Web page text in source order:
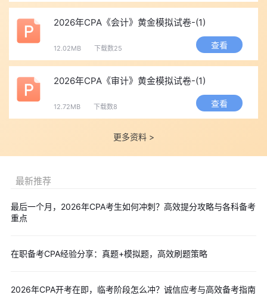
2026年CPA《会计》黄金模拟试卷-(1)
12.02MB 下载数25 查看
2026年CPA《审计》黄金模拟试卷-(1)
12.72MB 下载数8 查看
更多资料 >
最新推荐
最后一个月，2026年CPA考生如何冲刺？高效提分攻略与各科备考
重点
在职备考CPA经验分享：真题+模拟题，高效刷题策略
2026年CPA开考在即，临考阶段怎么冲？诚信应考与高效备考指南